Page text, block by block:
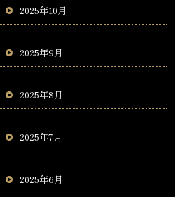
2025年10月
2025年9月
2025年8月
2025年7月
2025年6月